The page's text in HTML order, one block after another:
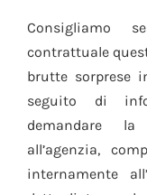
Consigliamo
contrattuale
brutte sorprese
seguito di
demandare la
all’agenzia,
internamente